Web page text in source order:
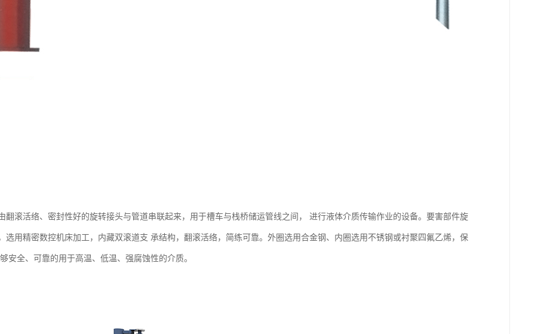
翻滚活络、密封性好的旋转接头与管道串联起来，用于槽车与栈桥储运管线之间， 进行液体介质传输作业的设备。要害部件旋
选用精密数控机床加工，内藏双滚道支 承结构，翻滚活络，简练可靠。外圈选用合金钢、内圈选用不锈钢或衬聚四氟乙烯，保
安全、可靠的用于高温、低温、强腐蚀性的介质。